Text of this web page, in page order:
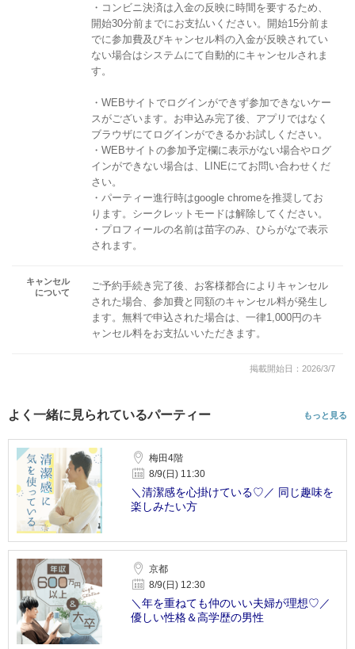
・コンビニ決済は入金の反映に時間を要するため、
開始30分前までにお支払いください。開始15分前ま
でに参加費及びキャンセル料の入金が反映されてい
ない場合はシステムにて自動的にキャンセルされま
す。
・WEBサイトでログインができず参加できないケー
スがございます。お申込み完了後、アプリではなく
ブラウザにてログインができるかお試しください。
・WEBサイトの参加予定欄に表示がない場合やログ
インができない場合は、LINEにてお問い合わせくだ
さい。
・パーティー進行時はgoogle chromeを推奨してお
ります。シークレットモードは解除してください。
・プロフィールの名前は苗字のみ、ひらがなで表示
されます。
キャンセル
について
ご予約手続き完了後、お客様都合によりキャンセル
された場合、参加費と同額のキャンセル料が発生し
ます。無料で申込された場合は、一律1,000円のキ
ャンセル料をお支払いいただきます。
掲載開始日：2026/3/7
よく一緒に見られているパーティー もっと見る
梅田4階
8/9(日) 11:30
＼清潔感を心掛けている♡／ 同じ趣味を
楽しみたい方
京都
8/9(日) 12:30
＼年を重ねても仲のいい夫婦が理想♡／
優しい性格＆高学歴の男性